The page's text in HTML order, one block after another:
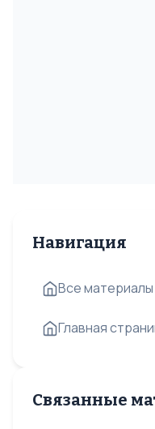
Навигация
Все
Главная
Связанные